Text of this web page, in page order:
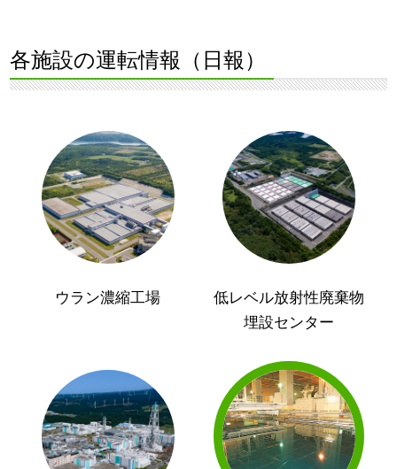
各施設の運転情報（日報）
ウラン濃縮工場
低レベル放射性廃棄物
埋設センター